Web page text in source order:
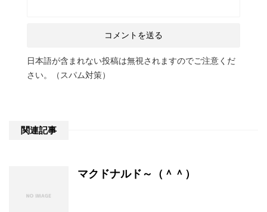
日本語が含まれない投稿は無視されますのでご注意くだ
さい。（スパム対策）
関連記事
マクドナルド～（＾＾）